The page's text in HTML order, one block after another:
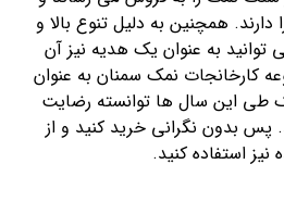
همچنین به دلیل تنوع بالا و
توانید به عنوان یک هدیه نیز آن
کارخانجات نمک سمنان به عنوان
طی این سال ها توانسته رضایت
بدون نگرانی خرید کنید و از
استفاده کنید.